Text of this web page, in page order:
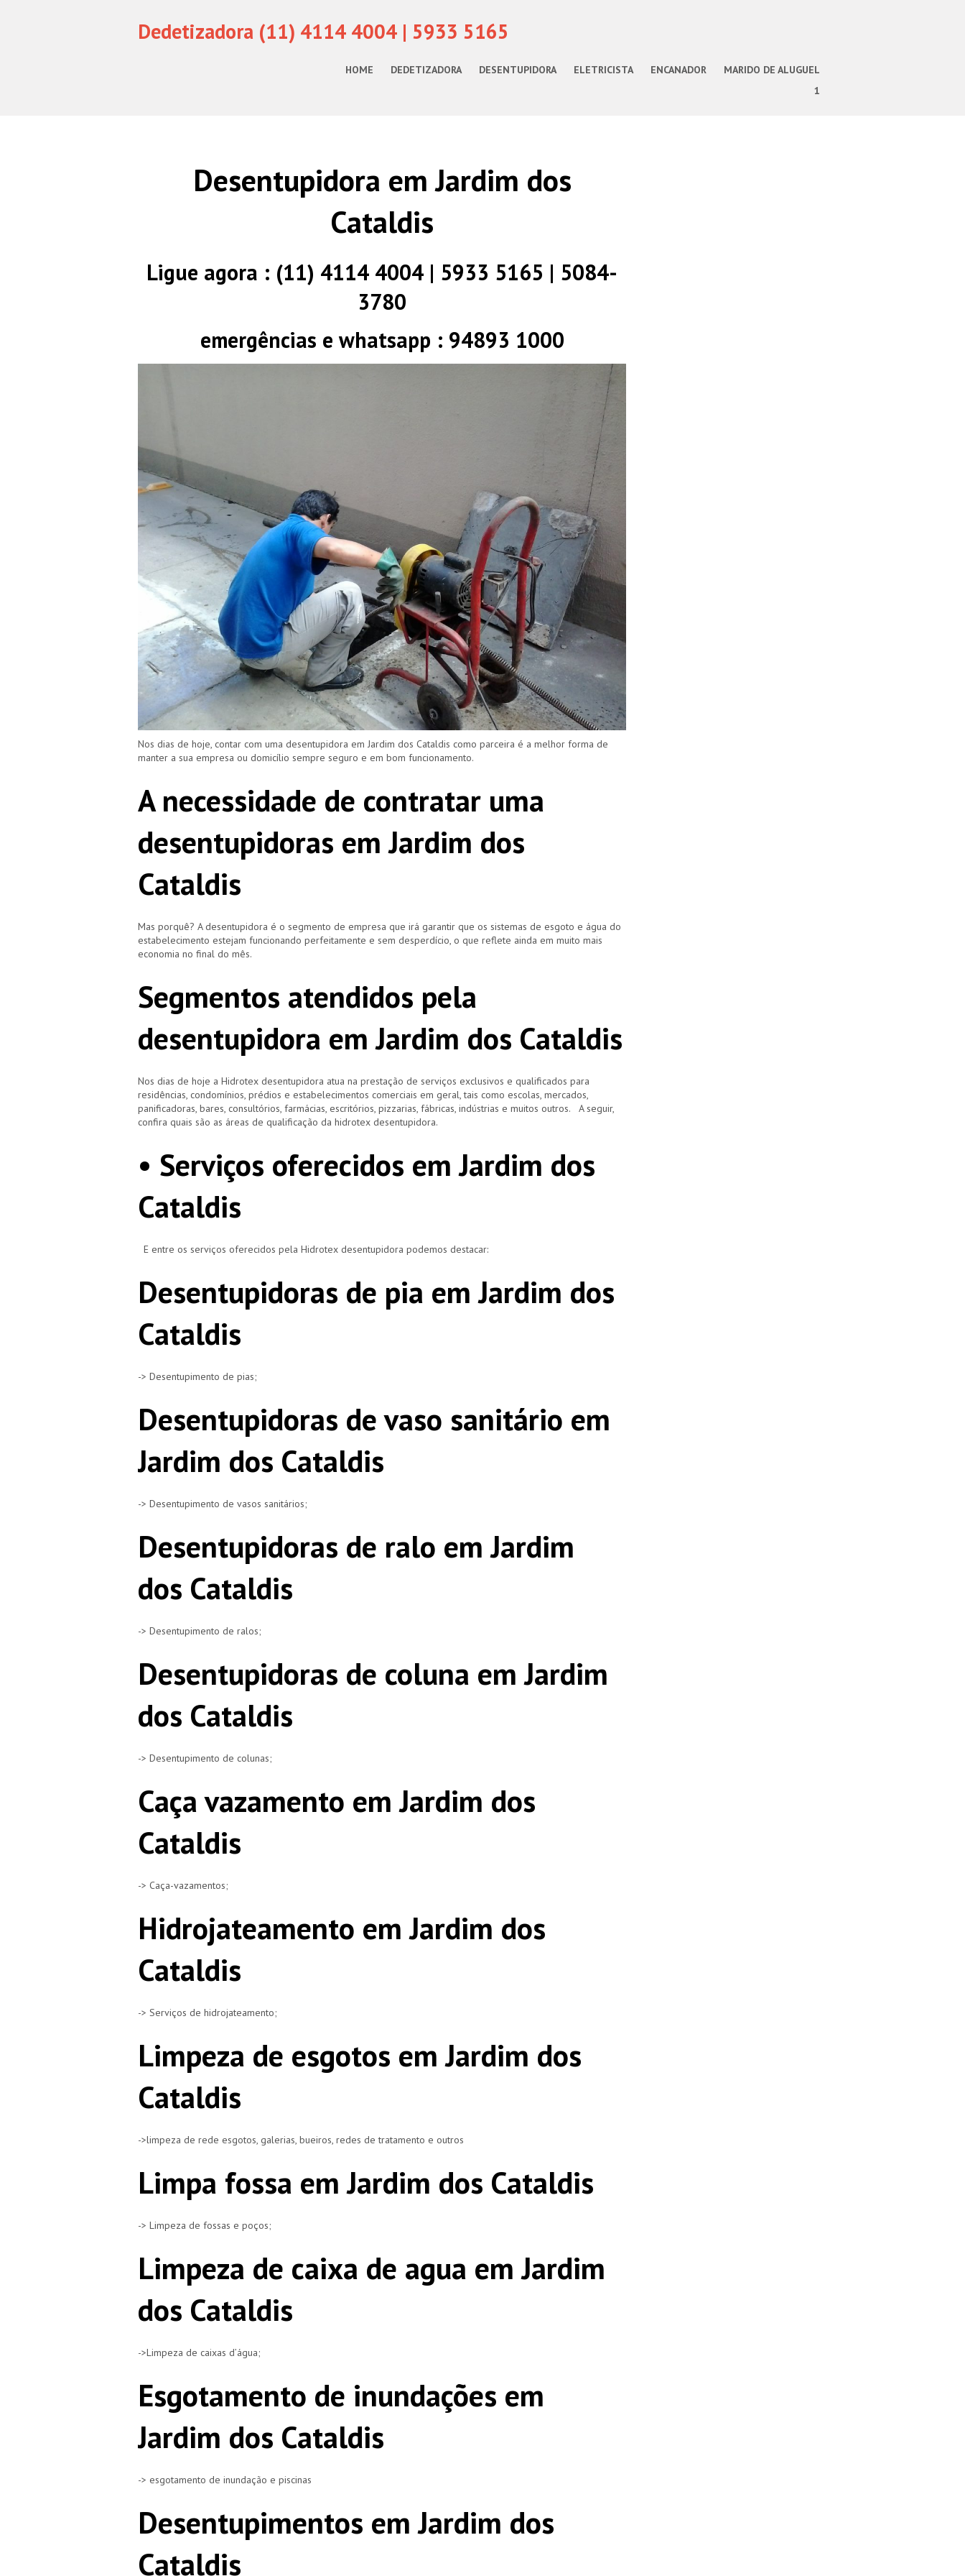
Dedetizadora (11) 4114 4004 | 5933 5165
HOME DEDETIZADORA DESENTUPIDORA ELETRICISTA ENCANADOR
MARIDO DE ALUGUEL
1
Desentupidora em Jardim dos
Cataldis
Ligue agora : (11) 4114 4004 | 5933 5165 | 5084-
3780
emergências e whatsapp : 94893 1000
Nos dias de hoje, contar com uma desentupidora em Jardim dos Cataldis como parceira é a melhor forma de
manter a sua empresa ou domicílio sempre seguro e em bom funcionamento.
A necessidade de contratar uma
desentupidoras em Jardim dos
Cataldis
Mas porquê? A desentupidora é o segmento de empresa que irá garantir que os sistemas de esgoto e água do
estabelecimento estejam funcionando perfeitamente e sem desperdício, o que reflete ainda em muito mais
economia no final do mês.
Segmentos atendidos pela
desentupidora em Jardim dos Cataldis
Nos dias de hoje a Hidrotex desentupidora atua na prestação de serviços exclusivos e qualificados para
residências, condomínios, prédios e estabelecimentos comerciais em geral, tais como escolas, mercados,
panificadoras, bares, consultórios, farmácias, escritórios, pizzarias, fábricas, indústrias e muitos outros. A seguir,
confira quais são as áreas de qualificação da hidrotex desentupidora.
• Serviços oferecidos em Jardim dos
Cataldis
E entre os serviços oferecidos pela Hidrotex desentupidora podemos destacar:
Desentupidoras de pia em Jardim dos
Cataldis
-> Desentupimento de pias;
Desentupidoras de vaso sanitário em
Jardim dos Cataldis
-> Desentupimento de vasos sanitários;
Desentupidoras de ralo em Jardim
dos Cataldis
-> Desentupimento de ralos;
Desentupidoras de coluna em Jardim
dos Cataldis
-> Desentupimento de colunas;
Caça vazamento em Jardim dos
Cataldis
-> Caça-vazamentos;
Hidrojateamento em Jardim dos
Cataldis
-> Serviços de hidrojateamento;
Limpeza de esgotos em Jardim dos
Cataldis
->limpeza de rede esgotos, galerias, bueiros, redes de tratamento e outros
Limpa fossa em Jardim dos Cataldis
-> Limpeza de fossas e poços;
Limpeza de caixa de agua em Jardim
dos Cataldis
->Limpeza de caixas d’água;
Esgotamento de inundações em
Jardim dos Cataldis
-> esgotamento de inundação e piscinas
Desentupimentos em Jardim dos
Cataldis